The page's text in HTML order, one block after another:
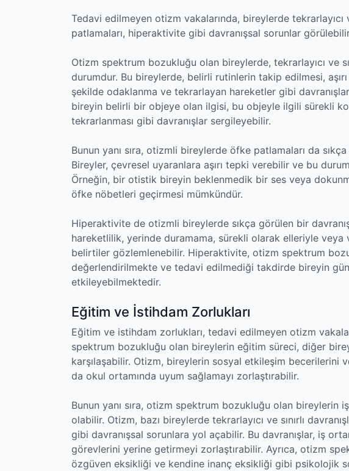
Tedavi edilmeyen otizm vakalarında, bireylerde tekrarlayıcı
patlamaları, hiperaktivite gibi davranışsal sorunlar
Otizm spektrum bozukluğu olan bireylerde, tekrarlayıcı ve
durumdur. Bu bireylerde, belirli rutinlerin takip edilmesi,
şekilde odaklanma ve tekrarlayan hareketler gibi
bireyin belirli bir objeye olan ilgisi, bu objeyle ilgili sürekli
tekrarlanması gibi davranışlar sergileyebilir.
Bunun yanı sıra, otizmli bireylerde öfke patlamaları da
Bireyler, çevresel uyaranlara aşırı tepki verebilir ve bu
Örneğin, bir otistik bireyin beklenmedik bir ses veya
öfke nöbetleri geçirmesi mümkündür.
Hiperaktivite de otizmli bireylerde sıkça görülen bir
hareketlilik, yerinde duramama, sürekli olarak elleriyle veya
belirtiler gözlemlenebilir. Hiperaktivite, otizm spektrum
değerlendirilmekte ve tedavi edilmediği takdirde bireyin
etkileyebilmektedir.
Eğitim ve İstihdam Zorlukları
Eğitim ve istihdam zorlukları, tedavi edilmeyen otizm
spektrum bozukluğu olan bireylerin eğitim süreci, diğer
karşılaşabilir. Otizm, bireylerin sosyal etkileşim becerilerini
da okul ortamında uyum sağlamayı zorlaştırabilir.
Bunun yanı sıra, otizm spektrum bozukluğu olan bireylerin
olabilir. Otizm, bazı bireylerde tekrarlayıcı ve sınırlı
gibi davranışsal sorunlara yol açabilir. Bu davranışlar, iş
görevlerini yerine getirmeyi zorlaştırabilir. Ayrıca, otizm
özgüven eksikliği ve kendine inanç eksikliği gibi psikolojik